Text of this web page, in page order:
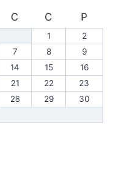
C C P
1
2
7 8
9
14 15
16
21 22
23
28 29
30